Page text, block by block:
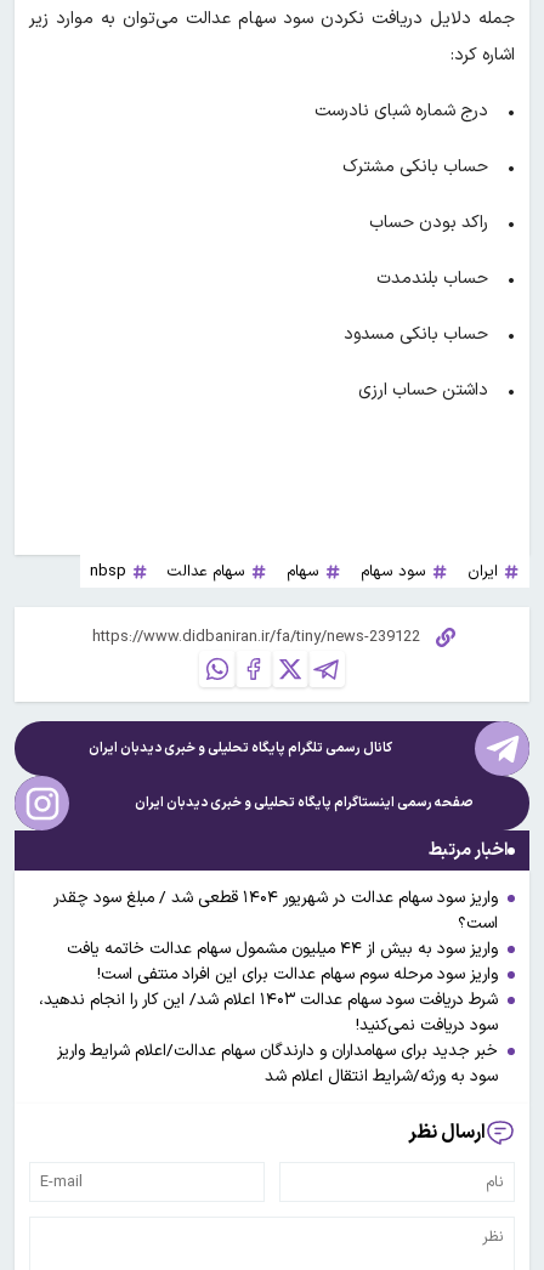
جمله دلایل دریافت نکردن سود سهام عدالت می‌توان به موارد زیر
اشاره کرد:
• درج شماره شبای نادرست
• حساب بانکی مشترک
• راکد بودن حساب
• حساب بلندمدت
• حساب بانکی مسدود
• داشتن حساب ارزی
ایران سود سهام سهام سهام عدالت nbsp
کانال رسمی تلگرام پایگاه تحلیلی و خبریدیدبان ایران
صفحه رسمی اینستاگرام پایگاه تحلیلی و خبریدیدبان ایران
اخبار مرتبط
واریز سود سهام عدالت در شهریور ۱۴۰۴ قطعی شد / مبلغ سود چقدر
است؟
واریز سود به بیش از ۴۴ میلیون مشمول سهام عدالت خاتمه یافت
واریز سود مرحله سوم سهام عدالت برای این افراد منتفی است!
شرط دریافت سود سهام عدالت ۱۴۰۳ اعلام شد/ این کار را انجام ندهید،
سود دریافت نمی‌کنید!
خبر جدید برای سهامداران و دارندگان سهام عدالت/اعلام شرایط واریز
سود به ورثه/شرایط انتقال اعلام شد
ارسال نظر